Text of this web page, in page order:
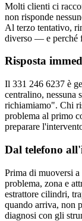
Molti clienti ci
non risponde
Al terzo tentativo,
diverso — e perché
Risposta
Il 331 246 6237 è
centralino, nessuna
richiamiamo". Chi
problema al primo
preparare
Dal telefono
Prima di muoversi
problema, zona e
estrattore cilindri,
quando arriva, non
diagnosi con gli